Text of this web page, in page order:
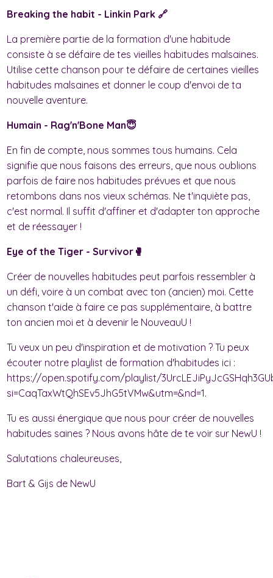
Breaking the habit - Linkin Park 🔗
La première partie de la formation d'une habitude
consiste à se défaire de tes vieilles habitudes malsaines.
Utilise cette chanson pour te défaire de certaines vieilles
habitudes malsaines et donner le coup d'envoi de ta
nouvelle aventure.
Humain - Rag'n'Bone Man😇
En fin de compte, nous sommes tous humains. Cela
signifie que nous faisons des erreurs, que nous oublions
parfois de faire nos habitudes prévues et que nous
retombons dans nos vieux schémas. Ne t'inquiète pas,
c'est normal. Il suffit d'affiner et d'adapter ton approche
et de réessayer !
Eye of the Tiger - Survivor🥊
Créer de nouvelles habitudes peut parfois ressembler à
un défi, voire à un combat avec ton (ancien) moi. Cette
chanson t'aide à faire ce pas supplémentaire, à battre
ton ancien moi et à devenir le NouveauU !
Tu veux un peu d'inspiration et de motivation ? Tu peux
écouter notre playlist de formation d'habitudes ici :
https://open.spotify.com/playlist/
si=CaqTaxWtQhSEv5JhG5tVMw&utm=&nd=1.
Tu es aussi énergique que nous pour créer de nouvelles
habitudes saines ? Nous avons hâte de te voir sur NewU !
Salutations chaleureuses,
Bart & Gijs de NewU